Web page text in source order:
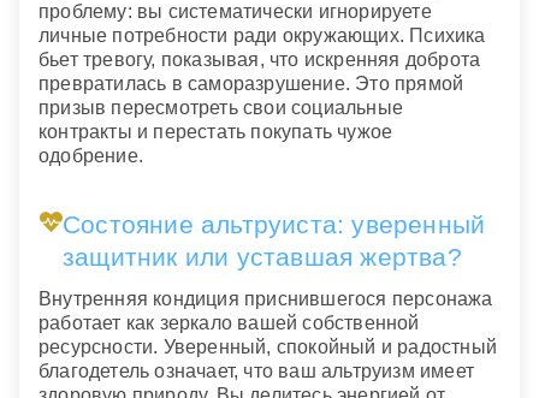
проблему: вы систематически игнорируете
личные потребности ради окружающих. Психика
бьет тревогу, показывая, что искренняя доброта
превратилась в саморазрушение. Это прямой
призыв пересмотреть свои социальные
контракты и перестать покупать чужое
одобрение.
Состояние альтруиста: уверенный
защитник или уставшая жертва?
Внутренняя кондиция приснившегося персонажа
работает как зеркало вашей собственной
ресурсности. Уверенный, спокойный и радостный
благодетель означает, что ваш альтруизм имеет